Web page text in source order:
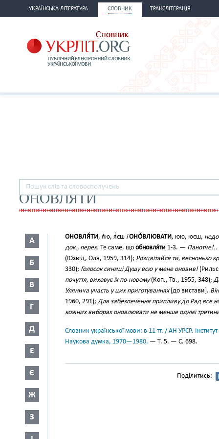
УКРАЇНСЬКА ЛІТЕРАТУРА СЛОВНИК ТРАНСЛІТЕРАЦІЯ
ОНОВЛЯТИ
А
Б
В
Г
Д
Е
Є
Ж
З
ОНОВЛЯ́ТИ, я́ю, я́єш і ОНО́ВЛЮВАТИ, юю, юєш,
док., перех. Те саме, що обновля́ти 1-3. — Панотче!..
(Юхвід, Оля, 1959, 314); Розцвітайся ти, веснонько
330); Голосок синиці Душу всю у мене оновив!
почуття, виховує їх по-новому(Коп., Тв., 1955, 348);
Улянича участь у цих приготуваннях[до вистави].
1960, 291);Для забезпечення припливу до Рад все
кожних виборах оновлювати не менше однієї
Словник української мови: в 11 тт. / АН УРСР.
Наукова думка, 1970—1980. — Т. 5. — С. 698.
Поділитись: